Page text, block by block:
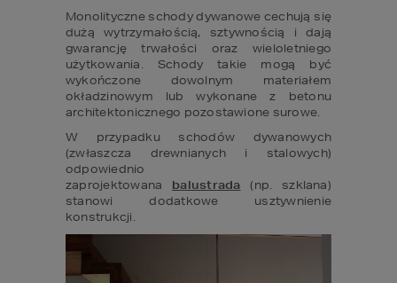
Monolityczne schody dywanowe cechują się
dużą wytrzymałością, sztywnością i dają
gwarancję trwałości oraz wieloletniego
użytkowania. Schody takie mogą być
wykończone dowolnym materiałem
okładzinowym lub wykonane z betonu
architektonicznego pozostawione surowe.
W przypadku schodów dywanowych
(zwłaszcza drewnianych i stalowych)
odpowiednio
zaprojektowana balustrada (np. szklana)
stanowi dodatkowe usztywnienie
konstrukcji.